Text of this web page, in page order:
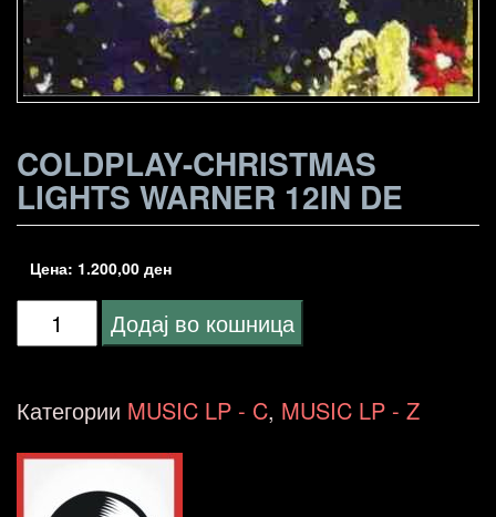
COLDPLAY-CHRISTMAS
LIGHTS WARNER 12IN DE
Цена: 1.200,00 ден
Coldplay-
Lights
Додај во кошница
Категории MUSIC LP - C, MUSIC LP - Z